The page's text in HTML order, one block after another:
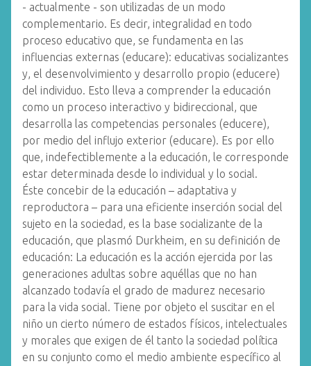
- actualmente - son utilizadas de un modo
complementario. Es decir, integralidad en todo
proceso educativo que, se fundamenta en las
influencias externas (educare): educativas socializantes
y, el desenvolvimiento y desarrollo propio (educere)
del individuo. Esto lleva a comprender la educación
como un proceso interactivo y bidireccional, que
desarrolla las competencias personales (educere),
por medio del influjo exterior (educare). Es por ello
que, indefectiblemente a la educación, le corresponde
estar determinada desde lo individual y lo social.
Éste concebir de la educación – adaptativa y
reproductora – para una eficiente inserción social del
sujeto en la sociedad, es la base socializante de la
educación, que plasmó Durkheim, en su definición de
educación: La educación es la acción ejercida por las
generaciones adultas sobre aquéllas que no han
alcanzado todavía el grado de madurez necesario
para la vida social. Tiene por objeto el suscitar en el
niño un cierto número de estados físicos, intelectuales
y morales que exigen de él tanto la sociedad política
en su conjunto como el medio ambiente específico al